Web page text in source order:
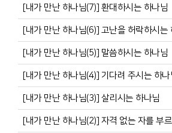
[내가 만난 하나님(7)] 환대하시는 하나님
[내가 만난 하나님(6)] 고난을 허락하시는
[내가 만난 하나님(5)] 말씀하시는 하나님
[내가 만난 하나님(4)] 기다려 주시는 하나
[내가 만난 하나님(3)] 살리시는 하나님
[내가 만난 하나님(2)] 자격 없는 자를 부